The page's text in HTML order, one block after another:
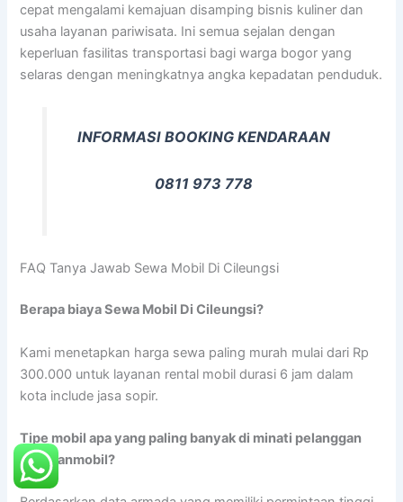
cepat mengalami kemajuan disamping bisnis kuliner dan
usaha layanan pariwisata. Ini semua sejalan dengan
keperluan fasilitas transportasi bagi warga bogor yang
selaras dengan meningkatnya angka kepadatan penduduk.
INFORMASI BOOKING KENDARAAN
0811 973 778
FAQ Tanya Jawab Sewa Mobil Di Cileungsi
Berapa biaya Sewa Mobil Di Cileungsi?
Kami menetapkan harga sewa paling murah mulai dari Rp
300.000 untuk layanan rental mobil durasi 6 jam dalam
kota include jasa sopir.
Tipe mobil apa yang paling banyak di minati pelanggan
rentalanmobil?